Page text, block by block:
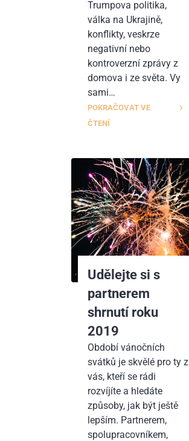
Trumpova politika,
válka na Ukrajině,
konflikty, veskrze
negativní nebo
kontroverzní zprávy z
domova i ze světa. Vy
sami…
POKRAČOVAT VE
ČTENÍ
Udělejte si s
partnerem
shrnutí roku
2019
Období vánočních
svátků je skvělé pro ty z
vás, kteří se rádi
rozvíjíte a hledáte
způsoby, jak být ještě
lepším. Partnerem,
spolupracovníkem,